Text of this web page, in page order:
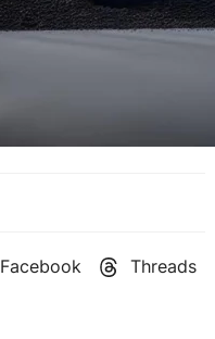
Facebook Threads